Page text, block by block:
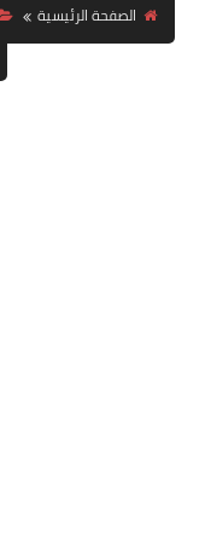
الصفحة الرئيسية